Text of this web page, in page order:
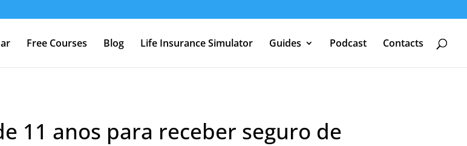
Free Courses Blog Life Insurance Simulator Guides Podcast Contacts
11 anos para receber seguro de